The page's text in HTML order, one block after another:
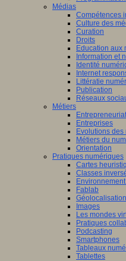
Médias
Compétences
Culture des
Curation
Droits
Education aux
Information et
Identité
Internet
Littératie
Publication
Réseaux
Métiers
Entrepreneuriat
Entreprises
Evolutions des
Métiers du
Orientation
Pratiques numériques
Cartes
Classes
Fablab
Géolocalisation
Images
Les mondes
Pratiques
Podcasting
Smartphones
Tableaux
Tablettes